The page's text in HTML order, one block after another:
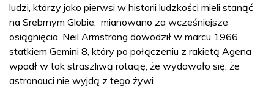
ludzi, którzy jako pierwsi w historii ludzkości mieli stanąć
na Srebrnym Globie, mianowano za wcześniejsze
osiągnięcia. Neil Armstrong dowodził w marcu 1966
statkiem Gemini 8, który po połączeniu z rakietą Agena
wpadł w tak straszliwą rotację, że wydawało się, że
astronauci nie wyjdą z tego żywi.